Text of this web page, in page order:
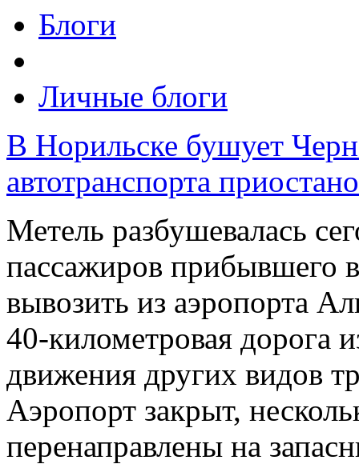
Блоги
Личные блоги
В Норильске бушует
автотранспорта
Метель разбушевалась
пассажиров прибывшего
вывозить из аэропорта
40-километровая дорога
движения других видов
Аэропорт закрыт,
перенаправлены на